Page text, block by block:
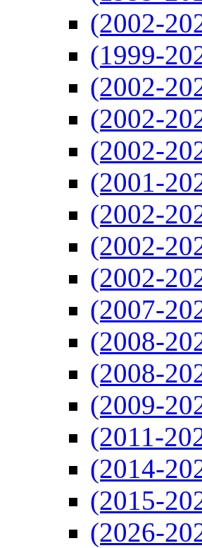
(2002-
(1999-
(2002-
(2002-
(2002-
(2001-
(2002-
(2002-
(2002-
(2007-
(2008-
(2008-
(2009-
(2011-
(2014-
(2015-
(2026-